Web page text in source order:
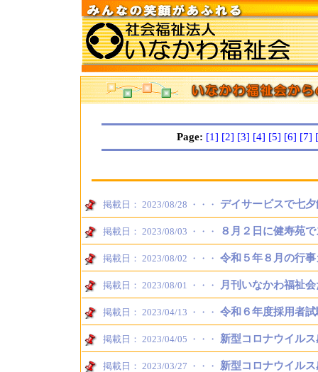
Page: [1] [2] [3] [4] [5] [6] [7]
掲載日： 2023/08/28 ・・・ デイサービスで七
掲載日： 2023/08/03 ・・・ ８月２日に健寿苑
掲載日： 2023/08/02 ・・・ 令和５年８月の行
掲載日： 2023/08/01 ・・・ 月刊いなかわ福祉
掲載日： 2023/04/13 ・・・ 令和６年度採用者
掲載日： 2023/04/05 ・・・ 新型コロナウイル
掲載日： 2023/03/27 ・・・ 新型コロナウイル